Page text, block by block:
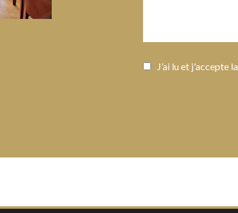
J’ai lu et j'accepte la